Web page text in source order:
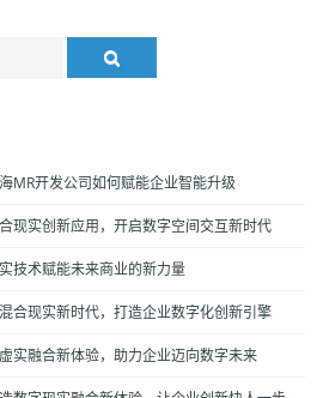
MR开发公司如何赋能企业智能升级
现实创新应用，开启数字空间交互新时代
技术赋能未来商业的新力量
现实新时代，打造企业数字化创新引擎
融合新体验，助力企业迈向数字未来